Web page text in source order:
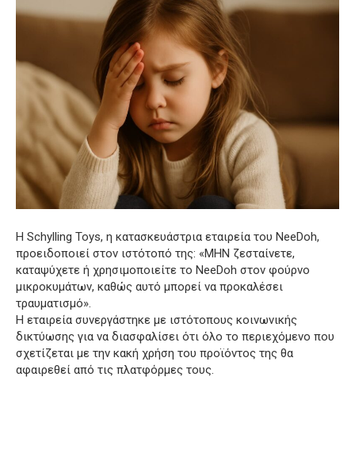
Η Schylling Toys, η κατασκευάστρια εταιρεία του NeeDoh,
προειδοποιεί στον ιστότοπό της: «ΜΗΝ ζεσταίνετε,
καταψύχετε ή χρησιμοποιείτε το NeeDoh στον φούρνο
μικροκυμάτων, καθώς αυτό μπορεί να προκαλέσει
τραυματισμό».
Η εταιρεία συνεργάστηκε με ιστότοπους κοινωνικής
δικτύωσης για να διασφαλίσει ότι όλο το περιεχόμενο που
σχετίζεται με την κακή χρήση του προϊόντος της θα
αφαιρεθεί από τις πλατφόρμες τους.